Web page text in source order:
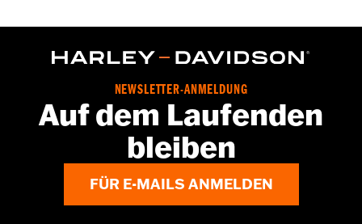
NEWSLETTER-ANMELDUNG
Auf dem Laufenden
bleiben
FÜR E-MAILS ANMELDEN